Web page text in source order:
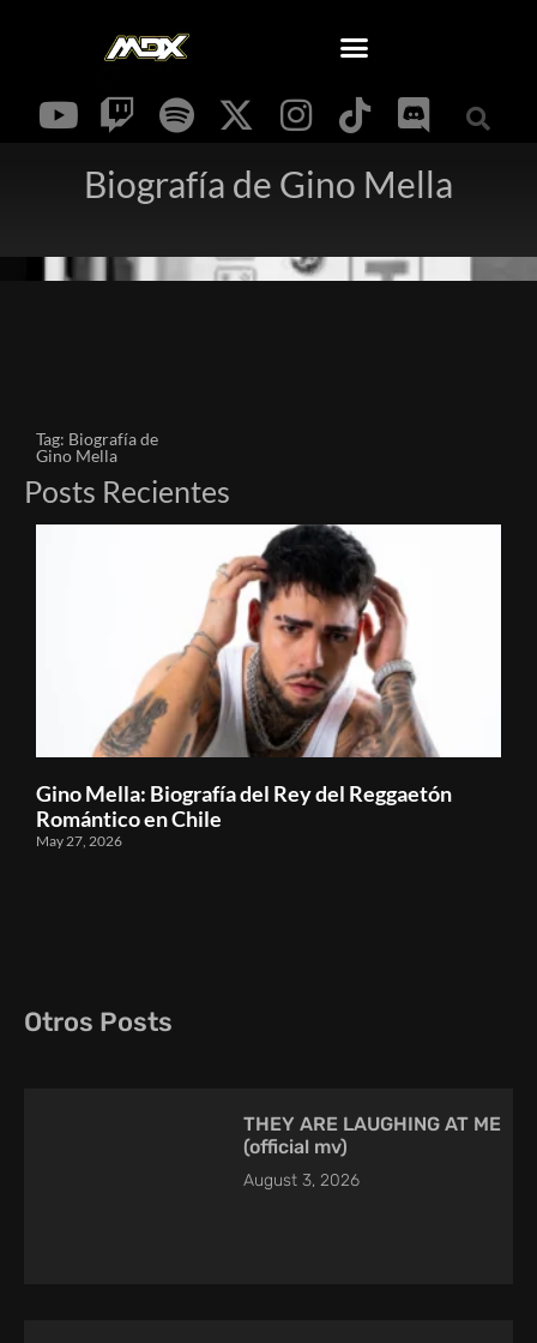
Biografía de Gino Mella
Tag: Biografía de
Gino Mella
Posts Recientes
Gino Mella: Biografía del Rey del Reggaetón
Romántico en Chile
May 27, 2026
Otros Posts
THEY ARE LAUGHING AT ME
(official mv)
August 3, 2026